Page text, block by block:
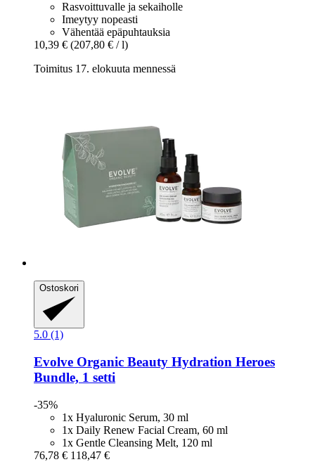
Rasvoittuvalle ja sekaiholle
Imeytyy nopeasti
Vähentää epäpuhtauksia
10,39 € (207,80 € / l)
Toimitus 17. elokuuta mennessä
Ostoskori
5.0 (1)
Evolve Organic Beauty Hydration Heroes
Bundle, 1 setti
-35%
1x Hyaluronic Serum, 30 ml
1x Daily Renew Facial Cream, 60 ml
1x Gentle Cleansing Melt, 120 ml
76,78 € 118,47 €